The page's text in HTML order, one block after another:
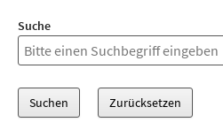
Suche